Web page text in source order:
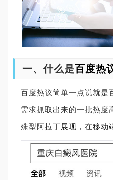
一、什么是百度热
百度热议简单一点说就是
需求抓取出来的一批热度
殊型阿拉丁展现 ，在移动